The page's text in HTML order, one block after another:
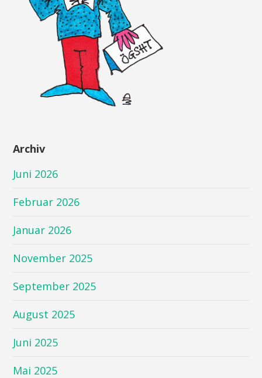
Archiv
Juni 2026
Februar 2026
Januar 2026
November 2025
September 2025
August 2025
Juni 2025
Mai 2025